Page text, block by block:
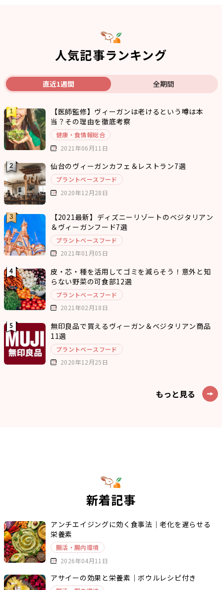
人気記事ランキング
直近1週間 全期間
【医師監修】ヴィーガンは老けるという噂は本
当？その理由を徹底考察
健康・食情報総合
2021年06月11日
仙台のヴィーガンカフェ＆レストラン7選
プラントベースフード
2020年12月28日
【2021最新】ディズニーリゾートのベジタリアン
＆ヴィーガンフード7選
プラントベースフード
2021年01月05日
皮・芯・種を活用してゴミを減らそう！意外と知
らない野菜の可食部12選
プラントベースフード
2021年02月18日
無印良品で買えるヴィーガン＆ベジタリアン商品
11選
プラントベースフード
2020年12月25日
もっと見る
新着記事
アンチエイジングに効く食事法｜老化を遅らせる
栄養素
腸活・腸内環境
2026年04月11日
アサイーの効果と栄養素｜ボウルレシピ付き